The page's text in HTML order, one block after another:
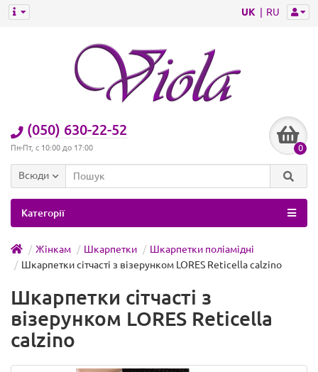
UK RU
(050) 630-22-52
Пн-Пт, с 10:00 до 17:00 0
Всюди
Категорії
Жінкам Шкарпетки
Шкарпетки поліамідні
Шкарпетки сітчасті з візерунком LORES Reticella calzino
Шкарпетки сітчасті з
візерунком LORES Reticella
calzino